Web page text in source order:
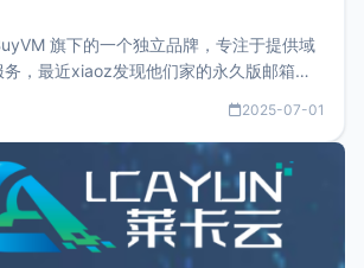
旗下的一个独立品牌，专注于提供域
，最近xiaoz发现他们家的永久版邮箱服
，不妨尝试一下 NameCrane。注册
不支持直接注册，必须要购买
2025-07-01